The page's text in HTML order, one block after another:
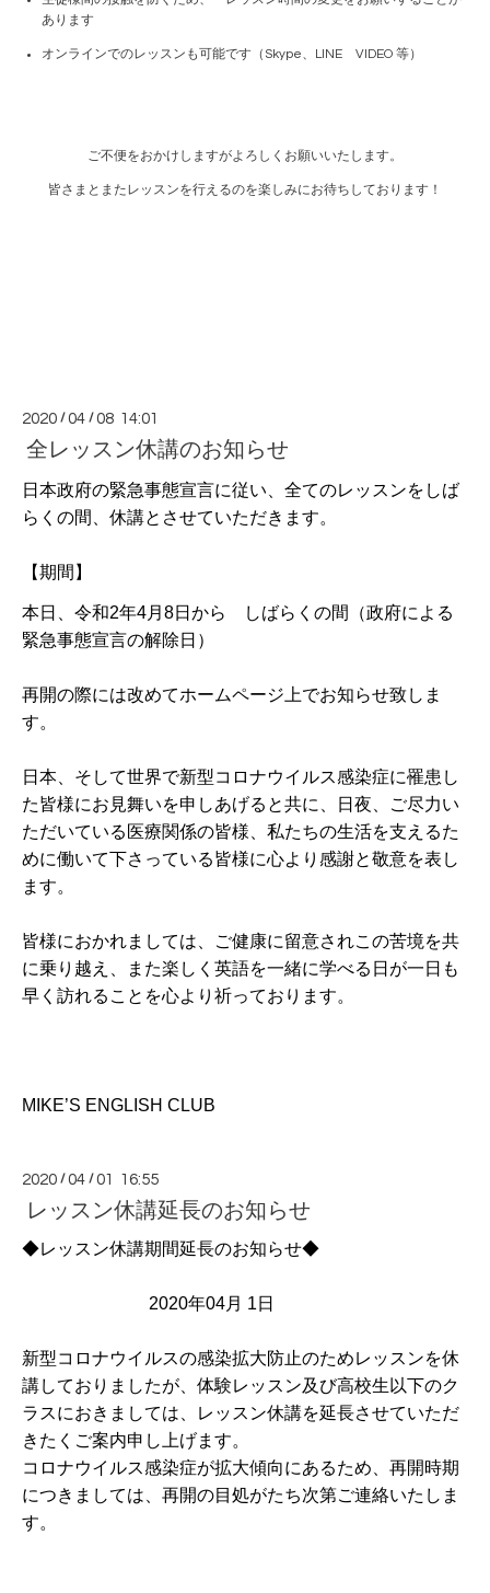
あります
オンラインでのレッスンも可能です（ Skype LINE VIDEO 等）
ご不便をおかけしますがよろしくお願いいたします。
皆さまとまたレッスンを行えるのを楽しみにお待ちしております！
2020 /04 /08 14:01
全レッスン休講のお知らせ
日本政府の緊急事態宣言に従い、全てのレッスンをしば
らくの間、休講とさせていただきます。
【期間】
本日、令和2年4月8日から しばらくの間（政府による
緊急事態宣言の解除日）
再開の際には改めてホームページ上でお知らせ致しま
す。
日本、そして世界で新型コロナウイルス感染症に罹患し
た皆様にお見舞いを申しあげると共に、日夜、ご尽力い
ただいている医療関係の皆様、私たちの生活を支えるた
めに働いて下さっている皆様に心より感謝と敬意を表し
ます。
皆様におかれましては、ご健康に留意されこの苦境を共
に乗り越え、また楽しく英語を一緒に学べる日が一日も
早く訪れることを心より祈っております。
MIKE’S ENGLISH CLUB
2020 /04 /01 16:55
レッスン休講延長のお知らせ
◆レッスン休講期間延長のお知らせ◆
2020年04月 1日
新型コロナウイルスの感染拡大防止のためレッスンを休
講しておりましたが、体験レッスン及び高校生以下のク
ラスにおきましては、レッスン休講を延長させていただ
きたくご案内申し上げます。
コロナウイルス感染症が拡大傾向にあるため、再開時期
につきましては、再開の目処がたち次第ご連絡いたしま
す。